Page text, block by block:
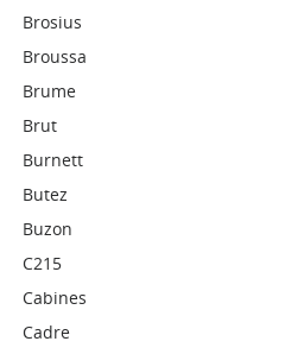
Brosius
Broussa
Brume
Brut
Burnett
Butez
Buzon
C215
Cabines
Cadre